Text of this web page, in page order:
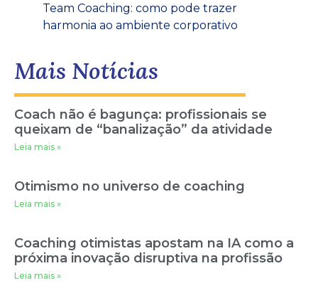
Team Coaching: como pode trazer
harmonia ao ambiente corporativo
Mais Notícias
Coach não é bagunça: profissionais se
queixam de “banalização” da atividade
Leia mais »
Otimismo no universo de coaching
Leia mais »
Coaching otimistas apostam na IA como a
próxima inovação disruptiva na profissão
Leia mais »